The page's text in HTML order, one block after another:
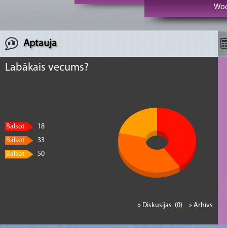
Aptauja
Labākais vecums?
Balsot
18
Balsot
33
Balsot
50
» Arhīvs
» Diskusijas (0)